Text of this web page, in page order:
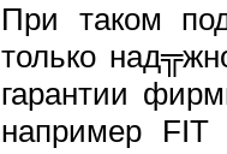
При таком
только
гарантии
например FIT